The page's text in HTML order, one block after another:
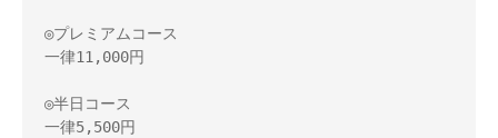
◎プレミアムコース
一律11,000円
◎半日コース
一律5,500円